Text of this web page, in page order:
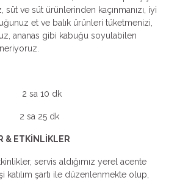
ve süt ürünlerinden kaçınmanızı, iyi
et ve balık ürünleri tüketmenizi,
ananas gibi kabuğu soyulabilen
2 sa 10 dk
2 sa 25 dk
& ETKİNLİKLER
servis aldığımız yerel acente
katılım şartı ile düzenlenmekte olup,